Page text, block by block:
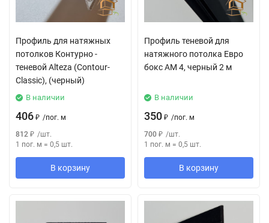
Профиль для натяжных
потолков Контурно -
теневой Alteza (Contour-
Classic), (черный)
В наличии
406 ₽ /пог. м
812 ₽ /шт.
1 пог. м = 0,5 шт.
В корзину
Профиль теневой для
натяжного потолка Евро
бокс АМ 4, черный 2 м
В наличии
350 ₽ /пог. м
700 ₽ /шт.
1 пог. м = 0,5 шт.
В корзину